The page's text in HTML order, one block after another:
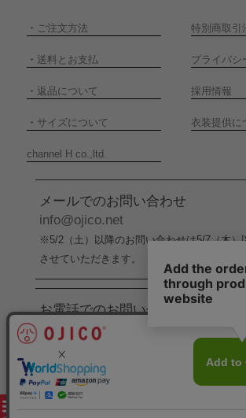
・ ご注文方法 特別商取引
・ 送料とお支払 プライバシ
・ 返品について 採用情報
・ サイズについて 衣装提供に
channel H co.,ltd.
メールでのお問い合わせ
info@ojico.net
※5/2（土）以降のお問い合わせは5/7（木）
させていただきます。
お電話でのお問い合わせ
076-246-5050
※5/2（土）から5/6（水）までの間はお電話
わせ受付をお休みさせていただきます。